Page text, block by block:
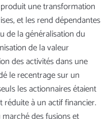
une transformation
et les rend dépendantes
de la généralisation du
de la valeur
des activités dans une
le recentrage sur un
les actionnaires étaient
réduite à un actif financier.